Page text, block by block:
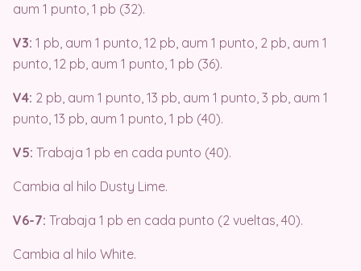
aum 1 punto, 1 pb (32).
V3: 1 pb, aum 1 punto, 12 pb, aum 1 punto, 2 pb, aum 1
punto, 12 pb, aum 1 punto, 1 pb (36).
V4: 2 pb, aum 1 punto, 13 pb, aum 1 punto, 3 pb, aum 1
punto, 13 pb, aum 1 punto, 1 pb (40).
V5: Trabaja 1 pb en cada punto (40).
Cambia al hilo Dusty Lime.
V6-7: Trabaja 1 pb en cada punto (2 vueltas, 40).
Cambia al hilo White.